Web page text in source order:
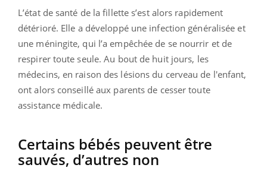
L’état de santé de la fillette s’est alors rapidement
détérioré. Elle a développé une infection généralisée et
une méningite, qui l’a empêchée de se nourrir et de
respirer toute seule. Au bout de huit jours, les
médecins, en raison des lésions du cerveau de l'enfant,
ont alors conseillé aux parents de cesser toute
assistance médicale.
Certains bébés peuvent être
sauvés, d’autres non